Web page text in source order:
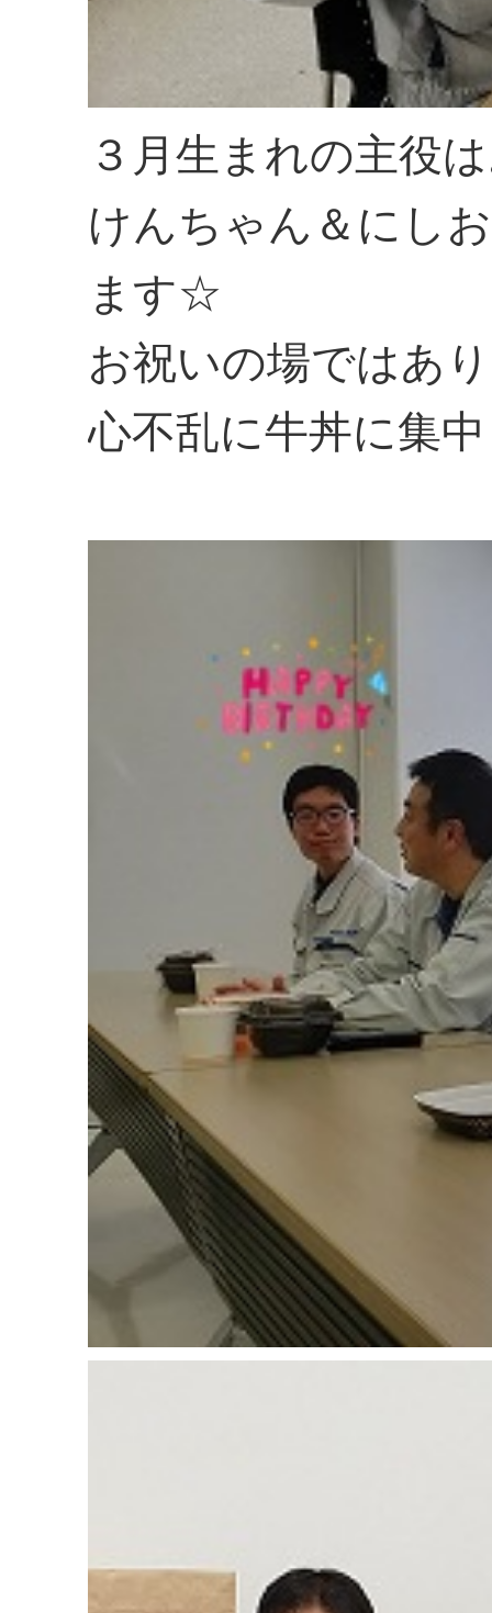
３月生まれの主役
けんちゃん＆にし
ます☆
お祝いの場ではあ
心不乱に牛丼に集